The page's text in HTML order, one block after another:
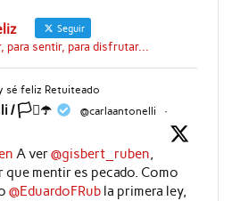
Seguir
para sentir, para disfrutar...
sé feliz Retuiteado
/ 🏳️‍⚧️☂️ @carlaantonelli
·
A ver@gisbert_ruben,
que mentir es pecado. Como
@EduardoFRubla primera ley,